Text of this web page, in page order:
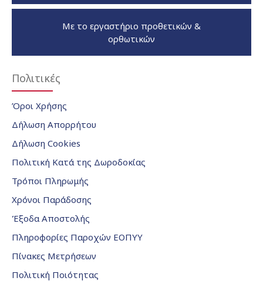
Με το εργαστήριο προθετικών &
ορθωτικών
Πολιτικές
Όροι Χρήσης
Δήλωση Απορρήτου
Δήλωση Cookies
Πολιτική Κατά της Δωροδοκίας
Τρόποι Πληρωμής
Χρόνοι Παράδοσης
Έξοδα Αποστολής
Πληροφορίες Παροχών ΕΟΠΥΥ
Πίνακες Μετρήσεων
Πολιτική Ποιότητας